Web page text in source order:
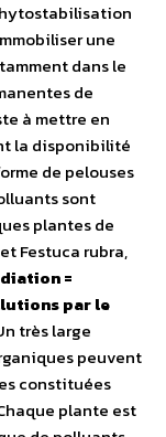
une
dans le
de
à mettre en
la disponibilité
de pelouses
sont
plantes de
Festuca rubra,
=
par le
très large
peuvent
constituées
plante est